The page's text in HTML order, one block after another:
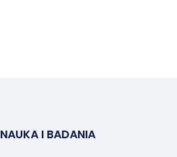
NAUKA I BADANIA